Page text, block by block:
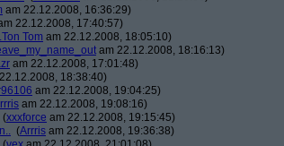
am 22.12.2008, 16:36:29)
22.12.2008, 17:40:57)
Tom am 22.12.2008, 18:05:10)
am 22.12.2008, 18:16:13)
am 22.12.2008, 17:01:48)
18:38:40)
am 22.12.2008, 19:04:25)
am 22.12.2008, 19:08:16)
(xxxforce am 22.12.2008, 19:15:45)
(Arrris am 22.12.2008, 19:36:38)